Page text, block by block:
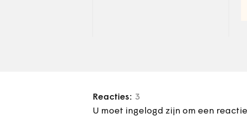
Reacties: 3
U moet ingelogd zijn om een